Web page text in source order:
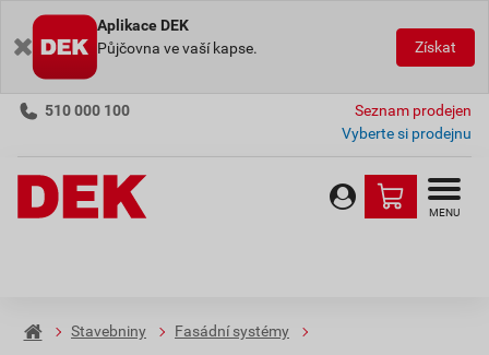
Aplikace DEK
Půjčovna ve vaší kapse.
Získat
510 000 100
Seznam prodejen
Vyberte si prodejnu
MENU
Stavebniny
Fasádní systémy